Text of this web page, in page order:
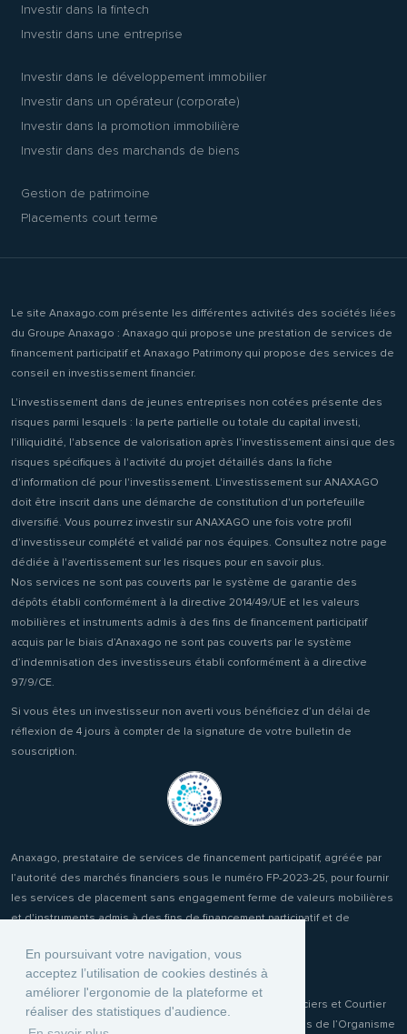
En poursuivant votre navigation, vous
acceptez l’utilisation de cookies destinés à
améliorer l'ergonomie de la plateforme et
réaliser des statistiques d'audience.
Investir dans la fintech
Investir dans une entreprise
Investir dans le développement immobilier
Investir dans un opérateur (corporate)
Investir dans la promotion immobilière
Investir dans des marchands de biens
Gestion de patrimoine
Placements court terme
Le site Anaxago.com présente les différentes activités des sociétés liées
du Groupe Anaxago : Anaxago qui propose une prestation de services de
financement participatif et Anaxago Patrimony qui propose des services de
conseil en investissement financier.
L'investissement dans de jeunes entreprises non cotées présente des
risques parmi lesquels : la perte partielle ou totale du capital investi,
l'illiquidité, l'absence de valorisation après l'investissement ainsi que des
risques spécifiques à l'activité du projet détaillés dans la fiche
d'information clé pour l'investissement. L'investissement sur ANAXAGO
doit être inscrit dans une démarche de constitution d'un portefeuille
diversifié. Vous pourrez investir sur ANAXAGO une fois votre profil
d'investisseur complété et validé par nos équipes. Consultez notre page
dédiée à l'avertissement sur les risques pour en savoir plus.
Nos services ne sont pas couverts par le système de garantie des
dépôts établi conformément à la directive 2014/49/UE et les valeurs
mobilières et instruments admis à des fins de financement participatif
acquis par le biais d’Anaxago ne sont pas couverts par le système
d’indemnisation des investisseurs établi conformément à a directive
97/9/CE.
Si vous êtes un investisseur non averti vous bénéficiez d’un délai de
réflexion de 4 jours à compter de la signature de votre bulletin de
souscription.
Anaxago, prestataire de services de financement participatif, agréée par
l’autorité des marchés financiers sous le numéro FP-2023-25, pour fournir
les services de placement sans engagement ferme de valeurs mobilières
et d'instruments admis à des fins de financement participatif et de
Anaxago Patrimony, conseiller en Investissements Financiers et Courtier
d'Assurance ou de réassurance (COA) immatriculée auprès de l’Organisme